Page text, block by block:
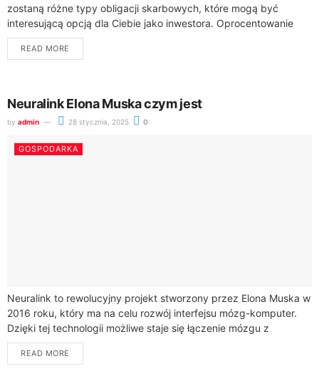
zostaną różne typy obligacji skarbowych, które mogą być
interesującą opcją dla Ciebie jako inwestora. Oprocentowanie
obligacji skarbowych będzie wynosić w zależności od...
READ MORE
Neuralink Elona Muska czym jest
by admin 28 stycznia, 2025 0
GOSPODARKA
Neuralink to rewolucyjny projekt stworzony przez Elona Muska w
2016 roku, który ma na celu rozwój interfejsu mózg-komputer.
Dzięki tej technologii możliwe staje się łączenie mózgu z
komputerem w sposób,...
READ MORE